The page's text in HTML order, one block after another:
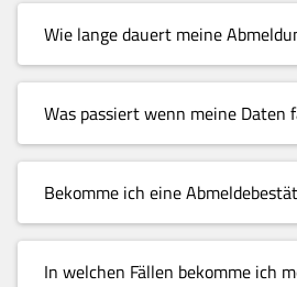
Wie lange dauert meine
Was passiert wenn meine Daten
Bekomme ich eine
In welchen Fällen bekomme ich